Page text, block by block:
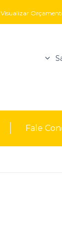
Visualizar
Fale